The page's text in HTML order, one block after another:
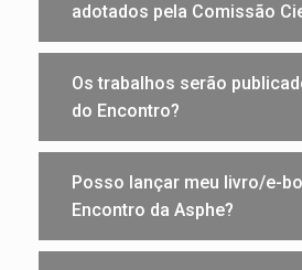
adotados pela Comissão
Os trabalhos serão
do Encontro?
Posso lançar meu livro/e-
Encontro da Asphe?